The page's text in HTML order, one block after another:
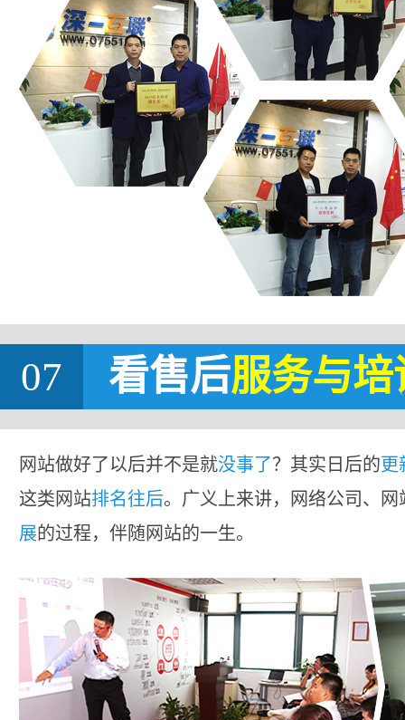
07 看售后服务与培
网站做好了以后并不是就没事了？其实日后的更
这类网站排名往后。广义上来讲，网络公司、
展的过程，伴随网站的一生。